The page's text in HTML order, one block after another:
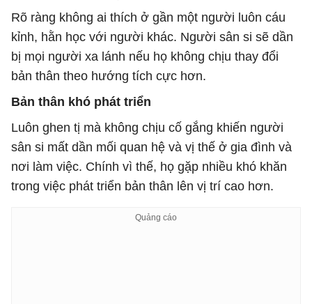
Rõ ràng không ai thích ở gần một người luôn cáu
kỉnh, hằn học với người khác. Người sân si sẽ dần
bị mọi người xa lánh nếu họ không chịu thay đổi
bản thân theo hướng tích cực hơn.
Bản thân khó phát triển
Luôn ghen tị mà không chịu cố gắng khiến người
sân si mất dần mối quan hệ và vị thế ở gia đình và
nơi làm việc. Chính vì thế, họ gặp nhiều khó khăn
trong việc phát triển bản thân lên vị trí cao hơn.